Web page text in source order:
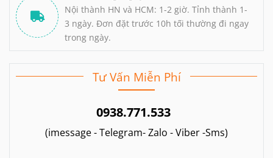
Nội thành HN và HCM: 1-2 giờ. Tỉnh thành 1-
3 ngày. Đơn đặt trước 10h tối thường đi ngay
trong ngày.
Tư Vấn Miễn Phí
0938.771.533
(imessage - Telegram- Zalo - Viber -Sms)